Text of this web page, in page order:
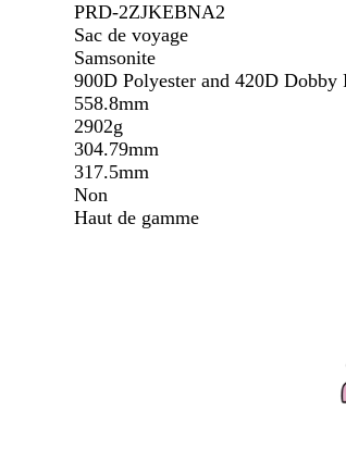
PRD-2ZJKEBNA2
Sac de voyage
Samsonite
900D Polyester and 420D Dobby
558.8mm
2902g
304.79mm
317.5mm
Non
Haut de gamme